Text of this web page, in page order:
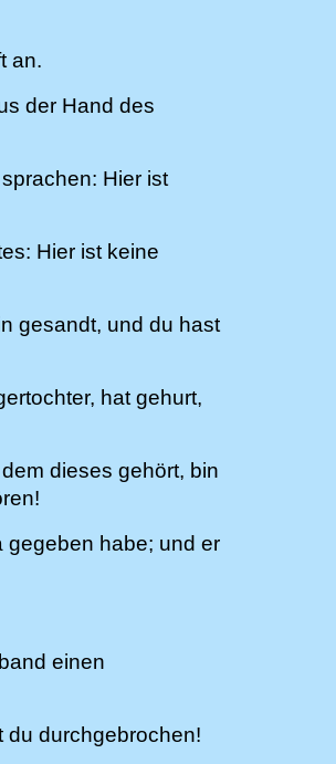
an.
der Hand des
Hier ist
Hier ist keine
gesandt, und du hast
hat gehurt,
dieses gehört, bin
gegeben habe; und er
einen
du durchgebrochen!